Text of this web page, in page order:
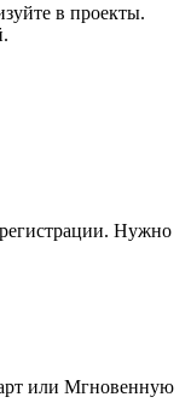
в проекты.
Нужно
или Мгновенную